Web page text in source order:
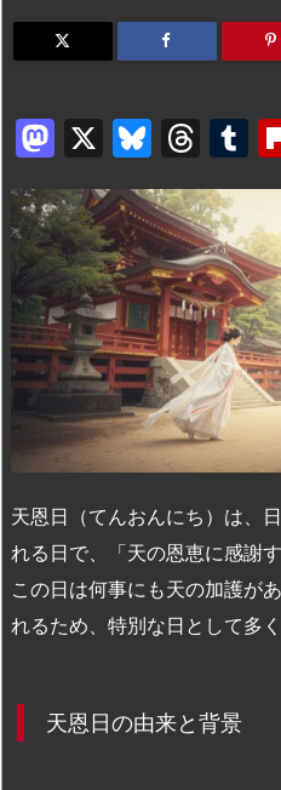
M
a
st
o
d
o
n
X
Bl
u
e
s
k
y
T
hr
e
a
d
s
T
u
m
bl
r
天恩日（てんおんにち）は、
れる日で、「天の恩恵に感謝
この日は何事にも天の加護が
れるため、特別な日として多
天恩日の由来と背景